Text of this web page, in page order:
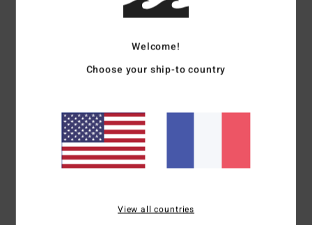
Coloris
Welcome!
Choose your ship-to country
View all countries